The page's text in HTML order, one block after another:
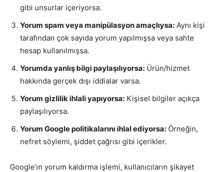
gibi unsurlar içeriyorsa.
Yorum spam veya manipülasyon amaçlıysa: Aynı kişi
tarafından çok sayıda yorum yapılmışsa veya sahte
hesap kullanılmışsa.
Yorumda yanlış bilgi paylaşılıyorsa: Ürün/hizmet
hakkında gerçek dışı iddialar varsa.
Yorum gizlilik ihlali yapıyorsa: Kişisel bilgiler açıkça
paylaşılıyorsa.
Yorum Google politikalarını ihlal ediyorsa: Örneğin,
nefret söylemi, şiddet çağrısı gibi içerikler.
Google’ın yorum kaldırma işlemi, kullanıcıların şikayet